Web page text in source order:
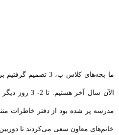
ما بچه‌های کلاس ب،
الآن سال آخر
مدرسه پر شده بود از دفتر خاطرات
خانم‌های معاون سعی می‌کردند تا